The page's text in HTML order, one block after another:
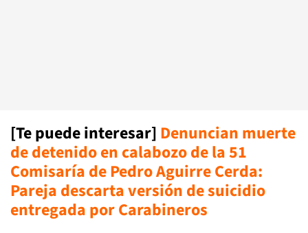
[Te puede interesar] Denuncian muerte
de detenido en calabozo de la 51
Comisaría de Pedro Aguirre Cerda:
Pareja descarta versión de suicidio
entregada por Carabineros